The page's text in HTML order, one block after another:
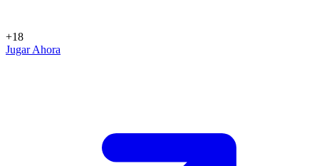
+18
Jugar Ahora